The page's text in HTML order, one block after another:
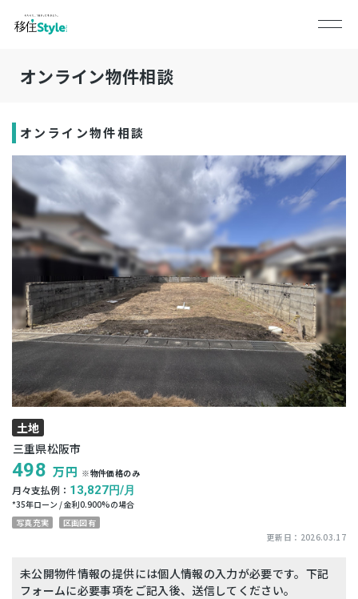
オンライン物件相談
オンライン物件相談
土地
三重県松阪市
498 万円 ※物件価格のみ
月々支払例： 13,827円/月
*35年ローン / 金利0.900%の場合
写真充実
区画図有
更新日： 2026.03.17
未公開物件情報の提供には個人情報の入力が必要です。下記
フォームに必要事項をご記入後、送信してください。